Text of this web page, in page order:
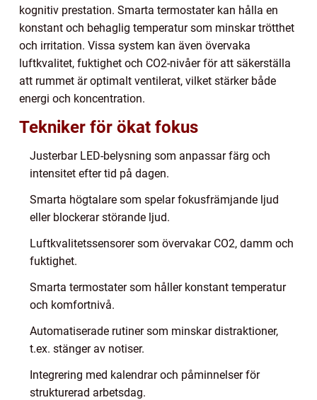
kognitiv prestation. Smarta termostater kan hålla en
konstant och behaglig temperatur som minskar trötthet
och irritation. Vissa system kan även övervaka
luftkvalitet, fuktighet och CO2-nivåer för att säkerställa
att rummet är optimalt ventilerat, vilket stärker både
energi och koncentration.
Tekniker för ökat fokus
Justerbar LED-belysning som anpassar färg och
intensitet efter tid på dagen.
Smarta högtalare som spelar fokusfrämjande ljud
eller blockerar störande ljud.
Luftkvalitetssensorer som övervakar CO2, damm och
fuktighet.
Smarta termostater som håller konstant temperatur
och komfortnivå.
Automatiserade rutiner som minskar distraktioner,
t.ex. stänger av notiser.
Integrering med kalendrar och påminnelser för
strukturerad arbetsdag.